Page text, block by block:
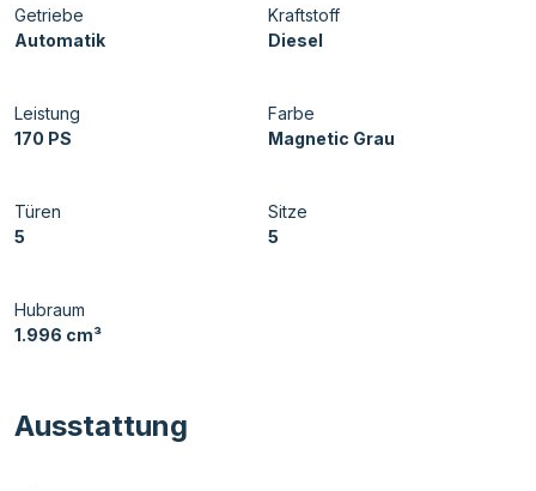
Getriebe
Automatik
Kraftstoff
Diesel
Leistung
170 PS
Farbe
Magnetic Grau
Türen
5
Sitze
5
Hubraum
1.996 cm³
Ausstattung